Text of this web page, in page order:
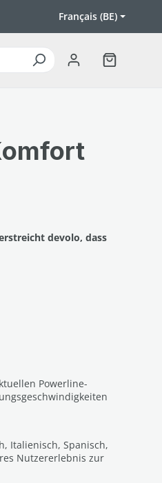
Français (BE)
Le panier
devolo, dass
Powerline-
Italienisch, Spanisch,
Nutzererlebnis zur